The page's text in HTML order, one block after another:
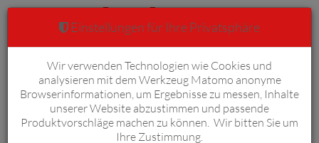
Anmelden Warenkorb 0
Einstellungen für Ihre Privatsphäre
Wir verwenden Technologien wie Cookies und
analysieren mit dem Werkzeug Matomo anonyme
Browserinformationen, um Ergebnisse zu messen, Inhalte
unserer Website abzustimmen und passende
Produktvorschläge machen zu können. Wir bitten Sie um
Ihre Zustimmung.